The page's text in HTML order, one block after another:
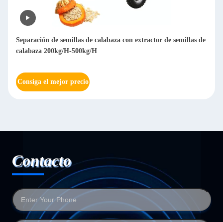
Separación de semillas de calabaza con extractor de semillas de
calabaza 200kg/H-500kg/H
Consiga el mejor precio
Contacto